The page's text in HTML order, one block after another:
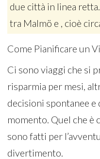
due città in linea
tra Malmö e , cioè
Come Pianificare un
Ci sono viaggi che si
risparmia per mesi,
decisioni spontanee
momento. Quel che è
sono fatti per
divertimento.